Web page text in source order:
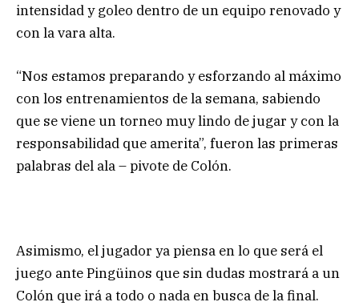
intensidad y goleo dentro de un equipo renovado y
con la vara alta.
“Nos estamos preparando y esforzando al máximo
con los entrenamientos de la semana, sabiendo
que se viene un torneo muy lindo de jugar y con la
responsabilidad que amerita”, fueron las primeras
palabras del ala – pivote de Colón.
Asimismo, el jugador ya piensa en lo que será el
juego ante Pingüinos que sin dudas mostrará a un
Colón que irá a todo o nada en busca de la final.